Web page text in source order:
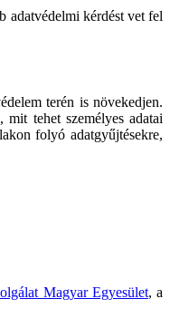
adatvédelmi kérdést vet fel
terén is növekedjen.
tehet személyes adatai
folyó adatgyűjtésekre,
Magyar Egyesület, a